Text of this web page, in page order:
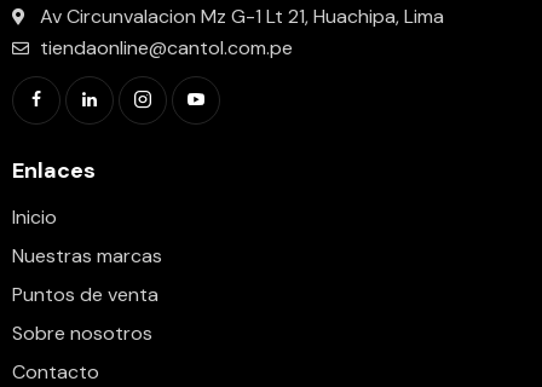
Av Circunvalacion Mz G-1 Lt 21, Huachipa, Lima
tiendaonline@cantol.com.pe
Enlaces
Inicio
Nuestras marcas
Puntos de venta
Sobre nosotros
Contacto